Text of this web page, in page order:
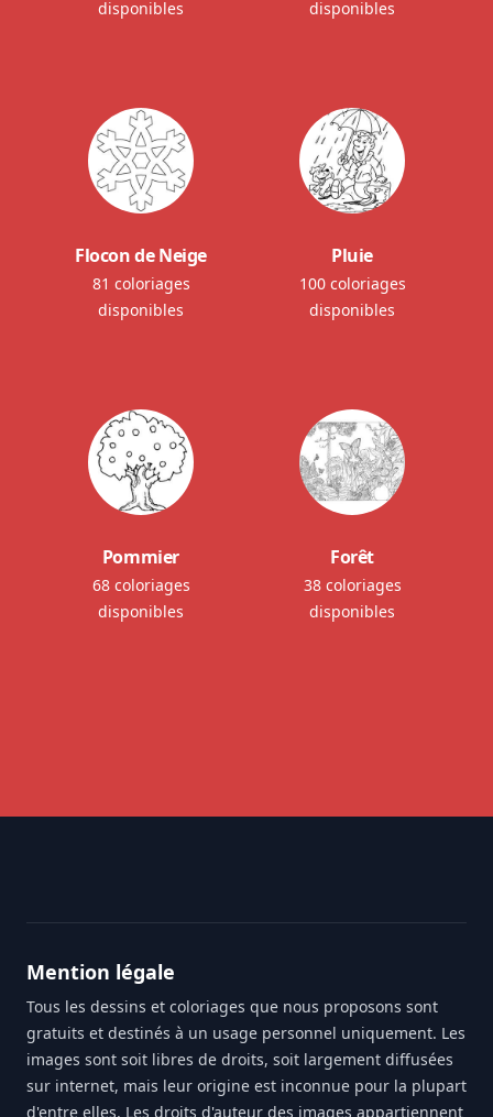
disponibles
disponibles
Flocon de Neige
81 coloriages
disponibles
Pluie
100 coloriages
disponibles
Pommier
68 coloriages
disponibles
Forêt
38 coloriages
disponibles
Mention légale
Tous les dessins et coloriages que nous proposons sont
gratuits et destinés à un usage personnel uniquement. Les
images sont soit libres de droits, soit largement diffusées
sur internet, mais leur origine est inconnue pour la plupart
d'entre elles. Les droits d'auteur des images appartiennent